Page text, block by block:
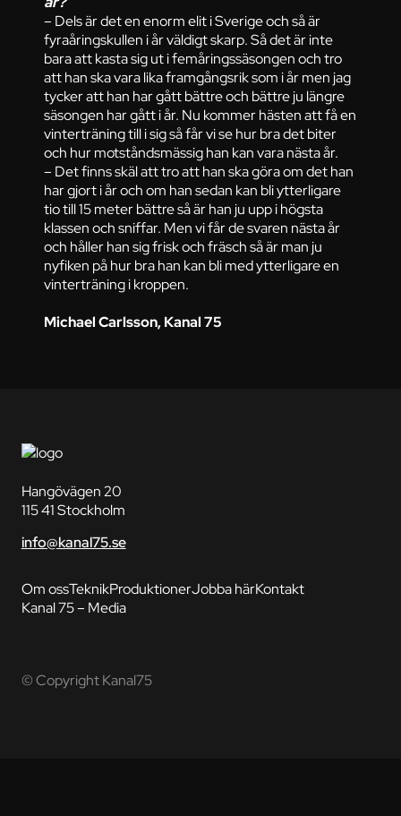
– Dels är det en enorm elit i Sverige och så är
fyraåringskullen i år väldigt skarp. Så det är inte
bara att kasta sig ut i femåringssäsongen och tro
att han ska vara lika framgångsrik som i år men jag
tycker att han har gått bättre och bättre ju längre
säsongen har gått i år. Nu kommer hästen att få en
vinterträning till i sig så får vi se hur bra det biter
och hur motståndsmässig han kan vara nästa år.
– Det finns skäl att tro att han ska göra om det han
har gjort i år och om han sedan kan bli ytterligare
tio till 15 meter bättre så är han ju upp i högsta
klassen och sniffar. Men vi får de svaren nästa år
och håller han sig frisk och fräsch så är man ju
nyfiken på hur bra han kan bli med ytterligare en
vinterträning i kroppen.
Michael Carlsson, Kanal 75
Hangövägen 20
115 41 Stockholm
info@kanal75.se
Om ossTeknikProduktionerJobba härKontakt
Kanal 75 – Media
© Copyright Kanal75